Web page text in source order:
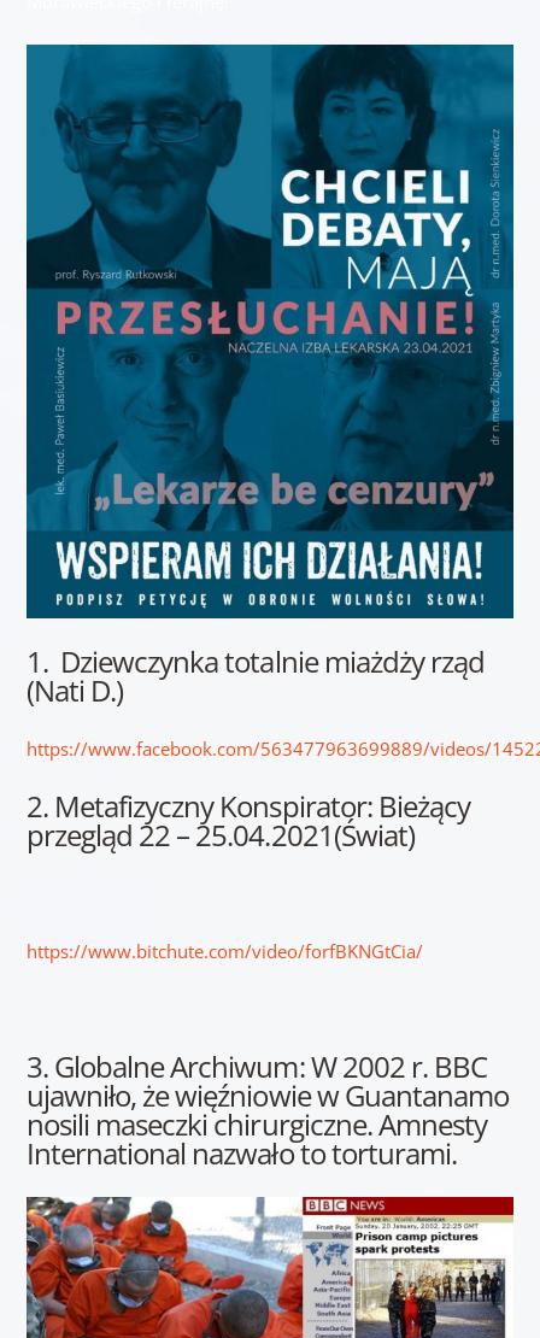
1. Dziewczynka totalnie miażdży rząd
(Nati D.)
https://www.facebook.com/563477963699889/videos/
2. Metafizyczny Konspirator: Bieżący
przegląd 22 – 25.04.2021(Świat)
https://www.bitchute.com/video/forfBKNGtCia/
3. Globalne Archiwum: W 2002 r. BBC
ujawniło, że więźniowie w Guantanamo
nosili maseczki chirurgiczne. Amnesty
International nazwało to torturami.